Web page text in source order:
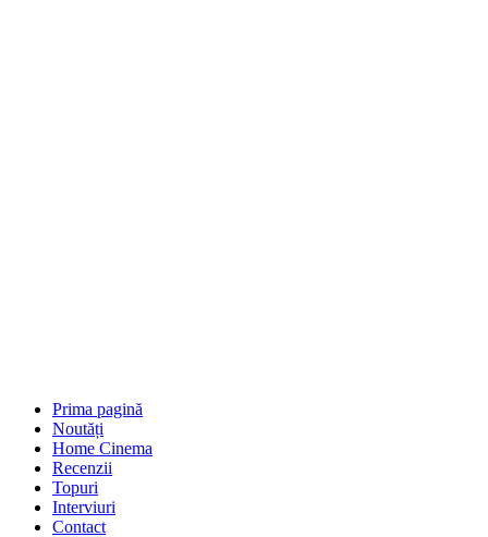
Prima pagină
Noutăți
Home Cinema
Recenzii
Topuri
Interviuri
Contact